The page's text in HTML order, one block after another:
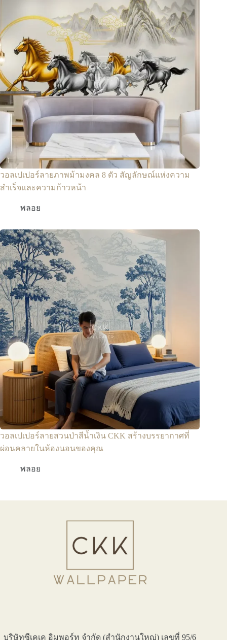
วอลเปเปอร์ลายภาพม้ามงคล 8 ตัว สัญลักษณ์แห่งความ
สำเร็จและความก้าวหน้า
พลอย
วอลเปเปอร์ลายสวนป่าสีน้ำเงิน CKK สร้างบรรยากาศที่
ผ่อนคลายในห้องนอนของคุณ
พลอย
บริษัทซีเคเค อิมพอร์ท จำกัด (สำนักงานใหญ่) เลขที่ 95/6